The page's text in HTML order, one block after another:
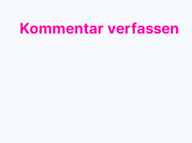
Kommentar verfassen